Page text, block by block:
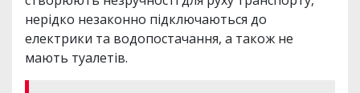
нерідко незаконно підключаються до
електрики та водопостачання, а також не
мають туалетів.